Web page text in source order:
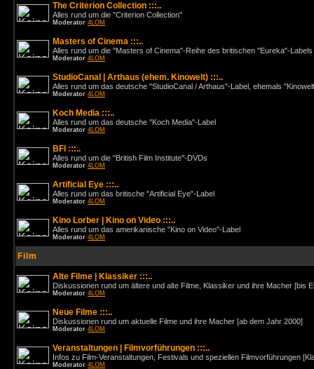
The Criterion Collection :::..
Alles rund um die "Criterion Collection"
Moderator 4LOM
Masters of Cinema :::..
Alles rund um die "Masters of Cinema"-Reihe des britischen "Eureka"-Labels
Moderator 4LOM
StudioCanal | Arthaus (ehem. Kinowelt) :::..
Alles rund um das deutsche "StudioCanal / Arthaus"-Label, ehemals
Moderator 4LOM
Koch Media :::..
Alles rund um das deutsche "Koch Media"-Label
Moderator 4LOM
BFI :::..
Alles rund um die "British Film Institute"-DVDs
Moderator 4LOM
Artificial Eye :::..
Alles rund um das britische "Artificial Eye"-Label
Moderator 4LOM
Kino Lorber | Kino on Video :::..
Alles rund um das amerikanische "Kino on Video"-Label
Moderator 4LOM
Film
Alte Filme | Klassiker :::..
Diskussionen rund um ältere und alte Filme, Klassiker und ihre Macher [bis
Moderator 4LOM
Neue Filme :::..
Diskussionen rund um aktuelle Filme und ihre Macher [ab dem Jahr 2000]
Moderator 4LOM
Veranstaltungen | Filmvorführungen :::..
Infos zu Film-Veranstaltungen, Festivals und speziellen Filmvorführungen
Moderator 4LOM